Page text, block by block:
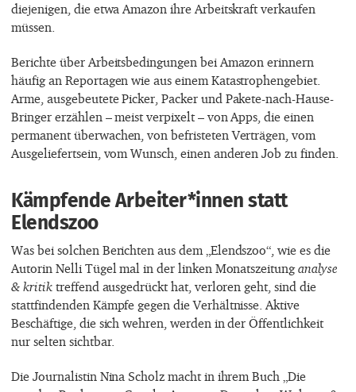
diejenigen, die etwa Amazon ihre Arbeitskraft verkaufen
müssen.
Berichte über Arbeitsbedingungen bei Amazon erinnern
häufig an Reportagen wie aus einem Katastrophengebiet.
Arme, ausgebeutete Picker, Packer und Pakete-nach-Hause-
Bringer erzählen – meist verpixelt – von Apps, die einen
permanent überwachen, von befristeten Verträgen, vom
Ausgeliefertsein, vom Wunsch, einen anderen Job zu finden.
Kämpfende Arbeiter*innen statt
Elendszoo
Was bei solchen Berichten aus dem „Elendszoo“, wie es die
Autorin Nelli Tügel mal in der linken Monatszeitunganalyse
& kritik treffend ausgedrückt hat, verloren geht, sind die
stattfindenden Kämpfe gegen die Verhältnisse. Aktive
Beschäftige, die sich wehren, werden in der Öffentlichkeit
nur selten sichtbar.
Die Journalistin Nina Scholz macht in ihrem Buch „Die